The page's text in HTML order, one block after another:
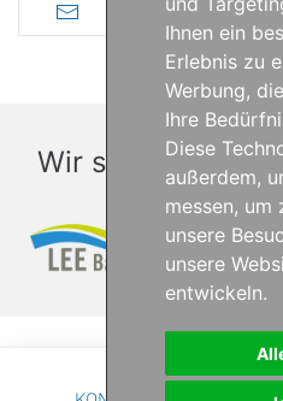
Ihnen ein
Erlebnis zu
Werbung,
Ihre
Diese
außerdem,
messen, um
unsere
unsere
entwickeln.
Wir sind Partner